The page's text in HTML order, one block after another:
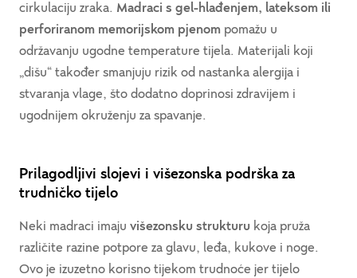
cirkulaciju zraka. Madraci s gel-hlađenjem, lateksom ili
perforiranom memorijskom pjenom pomažu u
održavanju ugodne temperature tijela. Materijali koji
„dišu“ također smanjuju rizik od nastanka alergija i
stvaranja vlage, što dodatno doprinosi zdravijem i
ugodnijem okruženju za spavanje.
Prilagodljivi slojevi i višezonska podrška za
trudničko tijelo
Neki madraci imaju višezonsku strukturu koja pruža
različite razine potpore za glavu, leđa, kukove i noge.
Ovo je izuzetno korisno tijekom trudnoće jer tijelo